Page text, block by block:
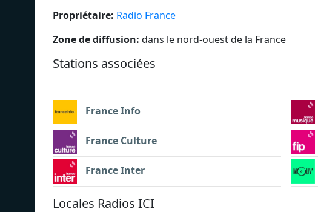
Propriétaire: Radio France
Zone de diffusion: dans le nord-ouest de la France
Stations associées
France Info
France Culture
France Inter
Locales Radios ICI